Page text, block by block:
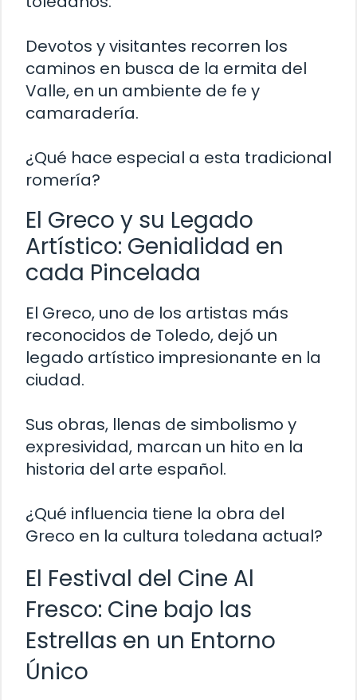
Devotos y visitantes recorren los
caminos en busca de la ermita del
Valle, en un ambiente de fe y
camaradería.
¿Qué hace especial a esta tradicional
romería?
El Greco y su Legado
Artístico: Genialidad en
cada Pincelada
El Greco, uno de los artistas más
reconocidos de Toledo, dejó un
legado artístico impresionante en la
ciudad.
Sus obras, llenas de simbolismo y
expresividad, marcan un hito en la
historia del arte español.
¿Qué influencia tiene la obra del
Greco en la cultura toledana actual?
El Festival del Cine Al
Fresco: Cine bajo las
Estrellas en un Entorno
Único